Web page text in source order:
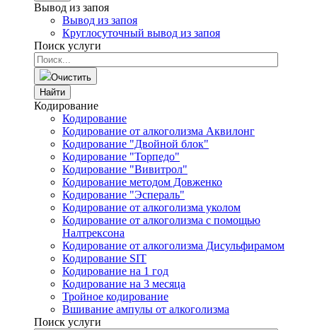
Вывод из запоя
Вывод из запоя
Круглосуточный вывод из запоя
Поиск услуги
Очистить
Найти
Кодирование
Кодирование
Кодирование от алкоголизма Аквилонг
Кодирование "Двойной блок"
Кодирование "Торпедо"
Кодирование "Вивитрол"
Кодирование методом Довженко
Кодирование "Эспераль"
Кодирование от алкоголизма уколом
Кодирование от алкоголизма с помощью
Налтрексона
Кодирование от алкоголизма Дисульфирамом
Кодирование SIT
Кодирование на 1 год
Кодирование на 3 месяца
Тройное кодирование
Вшивание ампулы от алкоголизма
Поиск услуги